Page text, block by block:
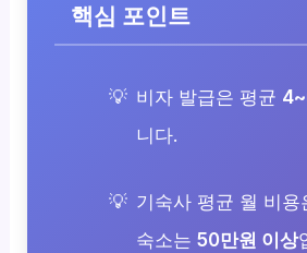
핵심 포인트
비자 발급은 평균
니다.
기숙사 평균 월 비용
숙소는 50만원 이상